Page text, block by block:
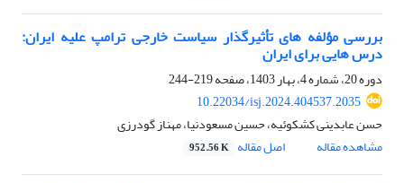
بررسی مؤلفه های تأثیرگذار سیاست خارجی ترامپ علیه ایران:
درس هایی برای ایران
دوره 20، شماره 4، بهار 1403، صفحه
219-244
10.22034/isj.2024.404537.2035
حسن عابدینی کشکوئیه، حسین مسعودنیا، مهناز گودرزی
مشاهده مقاله
اصل مقاله 952.56 K